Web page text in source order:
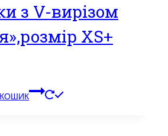
з V-вирізом
XS+